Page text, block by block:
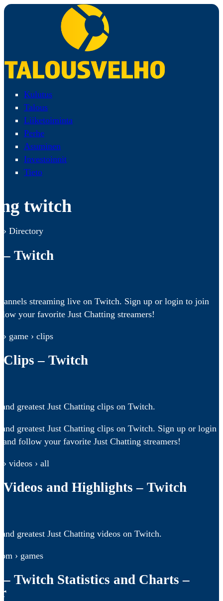
Kulutus
Talous
Liiketoiminta
Perhe
Asuminen
Investoinnit
Tieto
twitch
Directory
Twitch
streaming live on Twitch. Sign up or login to join
your favorite Just Chatting streamers!
game › clips
– Twitch
greatest Just Chatting clips on Twitch.
greatest Just Chatting clips on Twitch. Sign up or login
follow your favorite Just Chatting streamers!
videos › all
and Highlights – Twitch
greatest Just Chatting videos on Twitch.
› games
Twitch Statistics and Charts –